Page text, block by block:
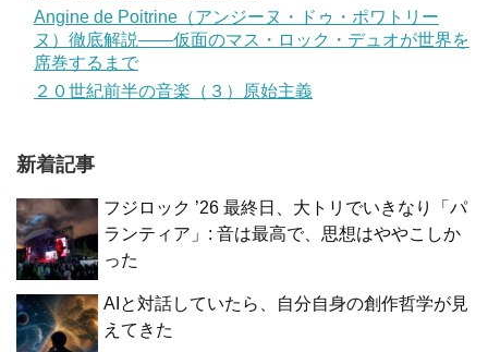
Angine de Poitrine（アンジーヌ・ドゥ・ポワトリー
ヌ）徹底解説——仮面のマス・ロック・デュオが世界を
席巻するまで
２０世紀前半の音楽（３）原始主義
新着記事
フジロック ’26 最終日、大トリでいきなり「パ
ランティア」: 音は最高で、思想はややこしか
った
AIと対話していたら、自分自身の創作哲学が見
えてきた